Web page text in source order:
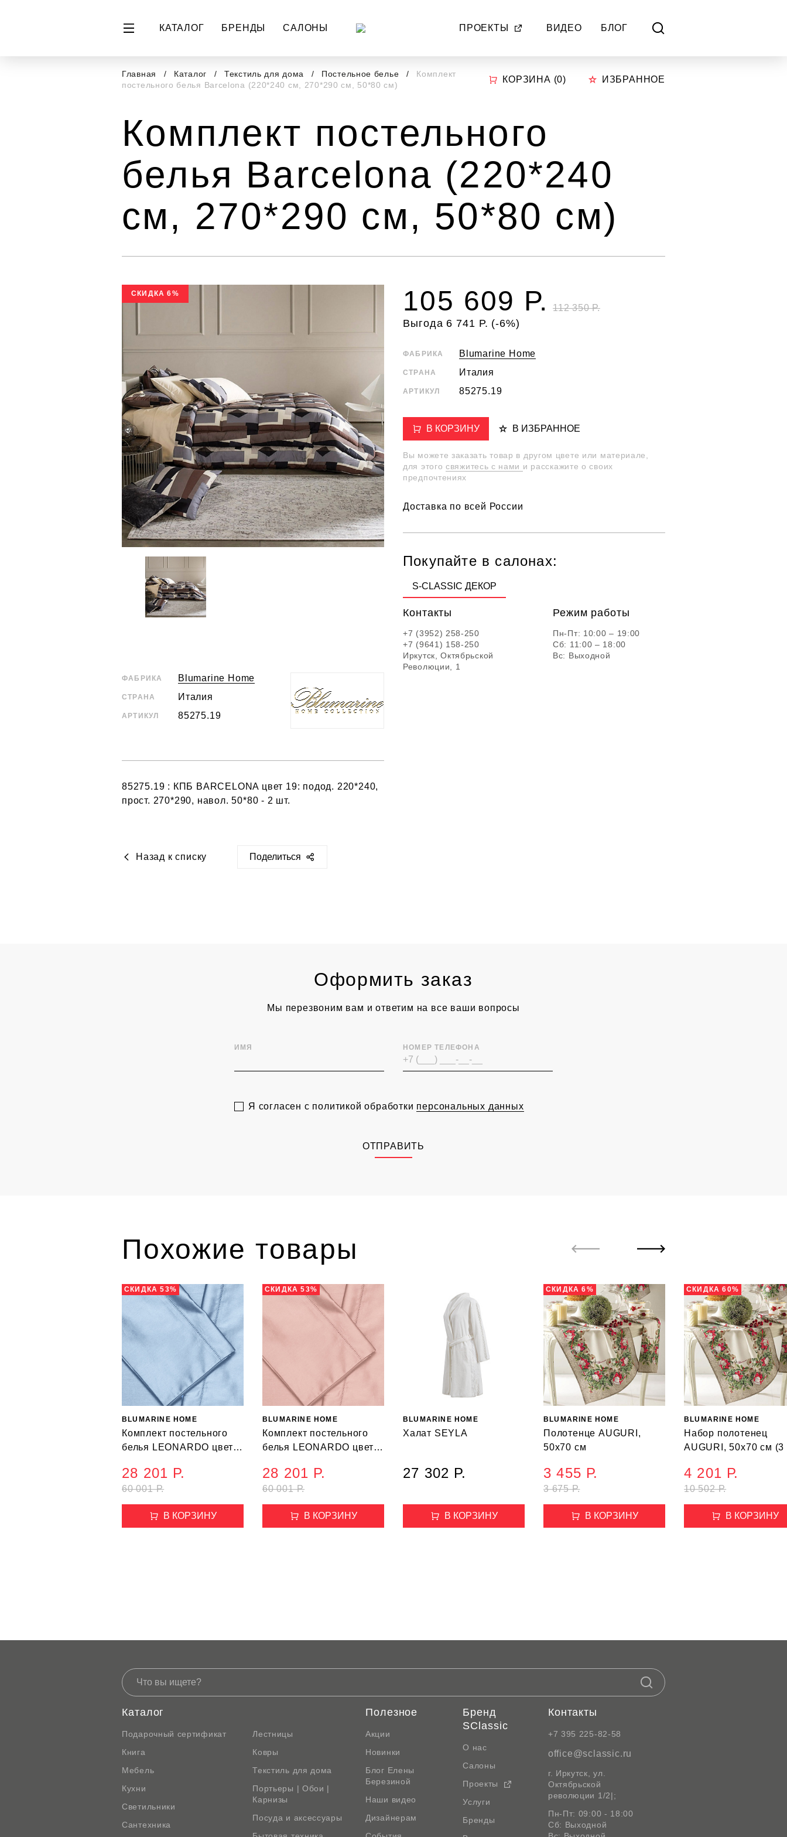
КАТАЛОГ БРЕНДЫ САЛОНЫ ПРОЕКТЫ ВИДЕО БЛОГ
Главная Каталог Текстиль для дома Постельное белье
Комплект
постельного белья Barcelona (220*240 см, 270*290 см, 50*80 см)
КОРЗИНА (0) ИЗБРАННОЕ
Комплект постельного
белья Barcelona (220*240
см, 270*290 см, 50*80 см)
СКИДКА 6%
ФАБРИКА Blumarine Home
СТРАНА Италия
АРТИКУЛ 85275.19
85275.19 : КПБ BARCELONA цвет 19: подод. 220*240,
прост. 270*290, навол. 50*80 - 2 шт.
112 350 Р.
105 609 Р.
Выгода 6 741 Р. (-6%)
ФАБРИКА Blumarine Home
СТРАНА Италия
АРТИКУЛ 85275.19
В КОРЗИНУ В ИЗБРАННОЕ
Вы можете заказать товар в другом цвете или материале,
для этого свяжитесь с нами и расскажите о своих
предпочтениях
Доставка по всей России
Покупайте в салонах:
S-CLASSIC ДЕКОР
Контакты
+7 (3952) 258-250
+7 (9641) 158-250
Иркутск, Октябрьской
Революции, 1
Режим работы
Пн-Пт: 10:00 – 19:00
Сб: 11:00 – 18:00
Вс: Выходной
Назад к списку
https://sclassic.ru/catalog/tekstil/postelnoe-
Поделиться
Оформить заказ
Мы перезвоним вам и ответим на все ваши вопросы
ИМЯ НОМЕР ТЕЛЕФОНА
Я согласен с политикой обработки персональных данных
ОТПРАВИТЬ
Похожие товары
СКИДКА 53%
BLUMARINE HOME
Комплект постельного
белья LEONARDO цвет
см, 50*80 см)
60 001 Р.
28 201 Р.
В КОРЗИНУ
СКИДКА 53%
BLUMARINE HOME
Комплект постельного
белья LEONARDO цвет
см, 50*80 см)
60 001 Р.
28 201 Р.
В КОРЗИНУ
BLUMARINE HOME
Халат SEYLA
27 302 Р.
В КОРЗИНУ
СКИДКА 6%
BLUMARINE HOME
Полотенце AUGURI,
50х70 см
3 675 Р.
3 455 Р.
В КОРЗИНУ
СКИДКА 60%
BLUMARINE HOME
Набор полотенец
AUGURI, 50х70 см
10 502 Р.
4 201 Р.
В КОРЗИНУ
Каталог
Подарочный сертификат
Книга
Мебель
Кухни
Светильники
Сантехника
Лестницы
Ковры
Текстиль для дома
Портьеры | Обои |
Карнизы
Посуда и аксессуары
Полезное
Акции
Новинки
Блог Елены
Березиной
Наши видео
Дизайнерам
Бренд
SClassic
О нас
Салоны
Проекты
Услуги
Бренды
Контакты
+7 395 225-82-58
office@sclassic.ru
г. Иркутск, ул.
Октябрьской
революции 1/2|;
Пн-Пт: 09:00 - 18:00
Сб: Выходной